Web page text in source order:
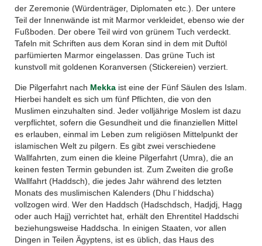
der Zeremonie (Würdenträger, Diplomaten etc.). Der untere
Teil der Innenwände ist mit Marmor verkleidet, ebenso wie der
Fußboden. Der obere Teil wird von grünem Tuch verdeckt.
Tafeln mit Schriften aus dem Koran sind in dem mit Duftöl
parfümierten Marmor eingelassen. Das grüne Tuch ist
kunstvoll mit goldenen Koranversen (Stickereien) verziert.
Die Pilgerfahrt nach Mekka ist eine der Fünf Säulen des Islam.
Hierbei handelt es sich um fünf Pflichten, die von den
Muslimen einzuhalten sind. Jeder volljährige Moslem ist dazu
verpflichtet, sofern die Gesundheit und die finanziellen Mittel
es erlauben, einmal im Leben zum religiösen Mittelpunkt der
islamischen Welt zu pilgern. Es gibt zwei verschiedene
Wallfahrten, zum einen die kleine Pilgerfahrt (Umra), die an
keinen festen Termin gebunden ist. Zum Zweiten die große
Wallfahrt (Haddsch), die jedes Jahr während des letzten
Monats des muslimischen Kalenders (Dhu l´hiddscha)
vollzogen wird. Wer den Haddsch (Hadschdsch, Hadjdj, Hagg
oder auch Hajj) verrichtet hat, erhält den Ehrentitel Haddschi
beziehungsweise Haddscha. In einigen Staaten, vor allen
Dingen in Teilen Ägyptens, ist es üblich, das Haus des